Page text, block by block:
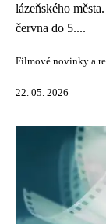
lázeňského
června do 5....
Filmové novinky a
22. 05. 2026